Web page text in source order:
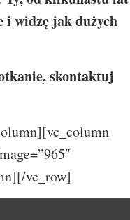
i widzę jak dużych
skontaktuj
vc_row]